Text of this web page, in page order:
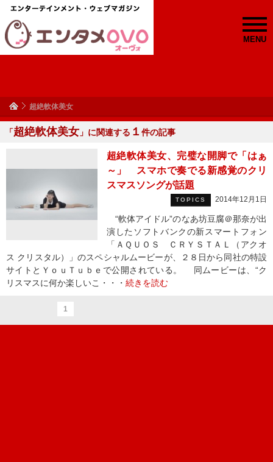
MENU
超絶軟体美女
「超絶軟体美女 」に関連する １ 件の記事
超絶軟体美女、完璧な開脚で「はぁ
～」 スマホで奏でる新感覚のクリ
スマスソングが話題
TOPICS 2014年12月1日
“軟体アイドル”のなあ坊豆腐＠那奈が出
演したソフトバンクの新スマートフォン
「ＡＱＵＯＳ ＣＲＹＳＴＡＬ（アクオ
ス クリスタル）」のスペシャルムービーが、２８日から同社の特設
サイトとＹｏｕＴｕｂｅで公開されている。 同ムービーは、“ク
リスマスに何か楽しいこ・・・ 続きを読む
1